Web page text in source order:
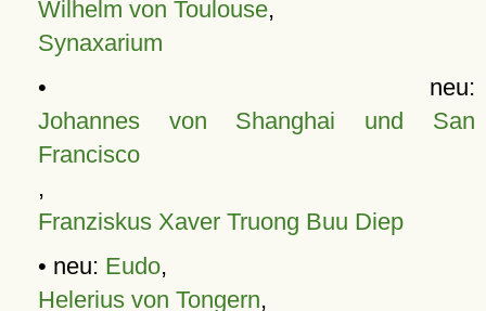
Wilhelm von Toulouse,
Synaxarium
• neu:
Johannes von Shanghai und San
Francisco
,
Franziskus Xaver Truong Buu Diep
• neu: Eudo,
Helerius von Tongern,